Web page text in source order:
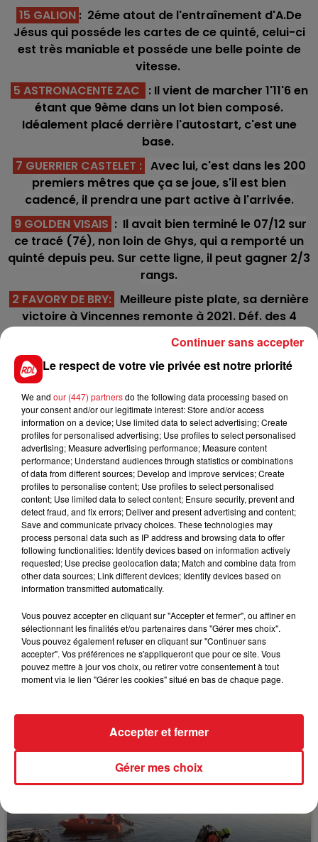
15 GALION : 2éme atout de l'entraînement d'A.De
Jésus qui posséde les cartes de ce quinté, celui-ci
est très maniable et posséde une belle pointe de
vitesse.
5 ASTRONACENTE ZAC
: Il vient de marcher 1'11'6 en
étant que 9ème dans un lot bien composé.
Idéalement placé derrière l'autostart, c'est une
base.
7 GUERRIER CASTELET : Avec lui, c'est dans les 200
premiers mêtres que ça se joue, s'il est bien
cadencé, il prendra une part active à l'arrivée.
9 GOLDEN VISAIS : Il avait bien terminé le 07/12 sur
ce tracé (7é), non loin de Ghys, qui a remporté un
quinté depuis peu. Sur cette ligne, il peut gagner 2/3
rangs.
2 FAVORY DE BRY: Meilleure piste plate, sa dernière
victoire à Vincennes remonte à 2021. Déf. des 4
les moyens de bien faire.
16 MISTER DONALD:Il a gagné facilement sur plus
long ici même fin décembre. Avec le 16, il va falloir
avoir cette fois-ci s'adapter et avoir le bon
parcours.
En direct des pistes :
Vincennes (R1) : 504 KAISER DES GRANGES
FILS D'ACTUS
15 juillet 2026
BÉTHUNE: ENQUÊTE POUR HOMICIDE
Selon les premiers éléments, le logement servait
à des prostituées
Le respect de votre vie privée est notre priorité
We and our (447) partnersdo the following data processing based on
your consent and/or our legitimate interest: Store and/or access
information on a device; Use limited data to select advertising; Create
profiles for personalised advertising; Use profiles to select personalised
advertising; Measure advertising performance; Measure content
performance; Understand audiences through statistics or combinations
of data from different sources; Develop and improve services; Create
profiles to personalise content; Use profiles to select personalised
content; Use limited data to select content; Ensure security, prevent and
detect fraud, and fix errors; Deliver and present advertising and content;
Save and communicate privacy choices. These technologies may
process personal data such as IP address and browsing data to offer
following functionalities: Identify devices based on information actively
requested; Use precise geolocation data; Match and combine data from
other data sources; Link different devices; Identify devices based on
information transmitted automatically.
Vous pouvez accepter en cliquant sur "Accepter et fermer", ou affiner en
sélectionnant les finalités et/ou partenaires dans "Gérer mes choix".
Vous pouvez également refuser en cliquant sur "Continuer sans
accepter". Vos préférences ne s'appliqueront que pour ce site. Vous
pouvez mettre à jour vos choix, ou retirer votre consentement à tout
moment via le lien "Gérer les cookies" situé en bas de chaque page.
Gérer mes choix
Accepter et fermer
Continuer sans accepter